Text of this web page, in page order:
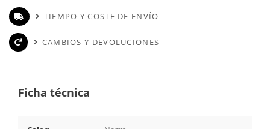
TIEMPO Y COSTE DE ENVÍO
CAMBIOS Y DEVOLUCIONES
Ficha técnica